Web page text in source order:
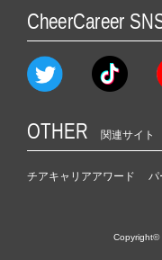
CheerCareer
OTHER 関連サイト
チアキャリアアワード パ
Copyright©